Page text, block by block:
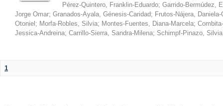
Pérez-Quintero, Franklin-Eduardo; Garrido-Bermúdez,
Jorge Omar; Granados-Ayala, Génesis-Caridad; Frutos-Nájera, Daniela-
Otoniel ; Morfa-Robles, Silvia; Montes-Fuentes, Diana-Marcela;
Jessica-Andreina; Carrillo-Sierra, Sandra-Milena; Schimpf-Pinazo,
1